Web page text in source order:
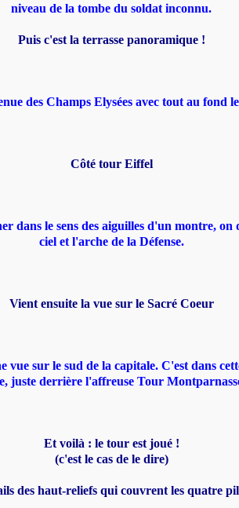
niveau de la tombe du soldat inconnu.
Puis c'est la terrasse panoramique !
des Champs Elysées avec tout au fond
Côté tour Eiffel
dans le sens des aiguilles d'un montre, on
ciel et l'arche de la Défense.
Vient ensuite la vue sur le Sacré Coeur
vue sur le sud de la capitale. C'est dans
juste derrière l'affreuse Tour
Et voilà : le tour est joué !
(c'est le cas de le dire)
des haut-reliefs qui couvrent les quatre